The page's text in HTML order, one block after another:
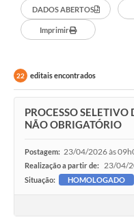
DADOS ABERTOS
Imprimir
22 editais encontrados
PROCESSO
NÃO OBRIGATÓRIO
Postagem: 23/04/2026 às
Realização a partir de: 23/04/
Situação: HOMOLOGADO